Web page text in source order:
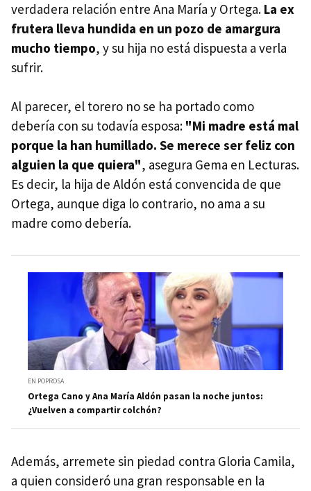
verdadera relación entre Ana María y Ortega. La ex
frutera lleva hundida en un pozo de amargura
mucho tiempo, y su hija no está dispuesta a verla
sufrir.
Al parecer, el torero no se ha portado como
debería con su todavía esposa: "Mi madre está mal
porque la han humillado. Se merece ser feliz con
alguien la que quiera", asegura Gema en Lecturas.
Es decir, la hija de Aldón está convencida de que
Ortega, aunque diga lo contrario, no ama a su
madre como debería.
EN POPROSA
Ortega Cano y Ana María Aldón pasan la noche juntos:
¿Vuelven a compartir colchón?
Además, arremete sin piedad contra Gloria Camila,
a quien consideró una gran responsable en la